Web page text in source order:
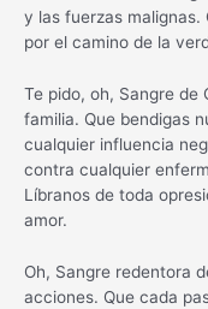
y las fuerzas malignas.
por el camino de la
Te pido, oh, Sangre de
familia. Que bendigas
cualquier influencia
contra cualquier
Líbranos de toda
amor.
Oh, Sangre redentora
acciones. Que cada